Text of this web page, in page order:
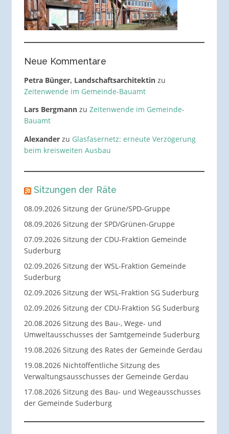
Neue Kommentare
Petra Bünger, Landschaftsarchitektinzu
Zeitenwende im Gemeinde-Bauamt
Lars Bergmannzu Zeitenwende im Gemeinde-
Bauamt
Alexanderzu Glasfasernetz: erneute Verzögerung
beim kreisweiten Ausbau
Sitzungen der Räte
08.09.2026 Sitzung der Grüne/SPD-Gruppe
08.09.2026 Sitzung der SPD/Grünen-Gruppe
07.09.2026 Sitzung der CDU-Fraktion Gemeinde
Suderburg
02.09.2026 Sitzung der WSL-Fraktion Gemeinde
Suderburg
02.09.2026 Sitzung der WSL-Fraktion SG Suderburg
02.09.2026 Sitzung der CDU-Fraktion SG Suderburg
20.08.2026 Sitzung des Bau-, Wege- und
Umweltausschusses der Samtgemeinde Suderburg
19.08.2026 Sitzung des Rates der Gemeinde Gerdau
19.08.2026 Nichtöffentliche Sitzung des
Verwaltungsausschusses der Gemeinde Gerdau
17.08.2026 Sitzung des Bau- und Wegeausschusses
der Gemeinde Suderburg